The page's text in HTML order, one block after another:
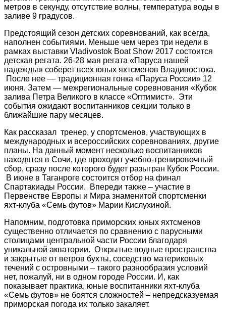
метров в секунду, отсутствие волны, температура воды в
заливе 9 градусов.
Предстоящий сезон детских соревнований, как всегда,
наполнен событиями. Меньше чем через три недели в
рамках выставки Vladivostok Boat Show 2017 состоится
детская регата. 26-28 мая регата «Паруса нашей
надежды» соберет всех юных яхтсменов Владивостока.
После нее — традиционная гонка «Паруса России» 12
июня. Затем — межрегиональные соревнования «Кубок
залива Петра Великого в классе «Оптимист». Эти
события ожидают воспитанников секции только в
ближайшие пару месяцев.
Как рассказал тренер, у спортсменов, участвующих в
международных и всероссийских соревнованиях, другие
планы. На данный момент несколько воспитанников
находятся в Сочи, где проходит учебно-тренировочный
сбор, сразу после которого будет разыгран Кубок России.
В июне в Таганроге состоится отбор на финал
Спартакиады России. Впереди также – участие в
Первенстве Европы и Мира знаменитой спортсменки
яхт-клуба «Семь футов» Марии Кислухиной.
Напомним, подготовка приморских юных яхтсменов
существенно отличается по сравнению с парусными
столицами центральной части России благодаря
уникальной акватории. Открытые водные пространства
и закрытые от ветров бухты, соседство материковых
течений с островными – такого разнообразия условий
нет, пожалуй, ни в одном городе России. И, как
показывает практика, юные воспитанники яхт-клуба
«Семь футов» не боятся сложностей – непредсказуемая
приморская погода их только закаляет.